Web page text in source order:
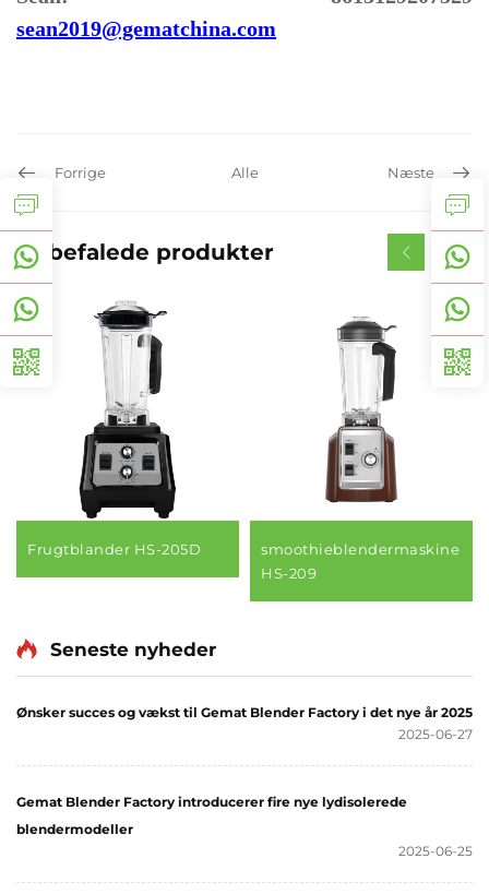
sean2019@gematchina.com
Forrige Alle Næste
Anbefalede produkter
Frugtblander HS-205D
smoothieblendermaskine
HS-209
Seneste nyheder
Ønsker succes og vækst til Gemat Blender Factory i det nye år 2025
2025-06-27
Gemat Blender Factory introducerer fire nye lydisolerede
blendermodeller
2025-06-25